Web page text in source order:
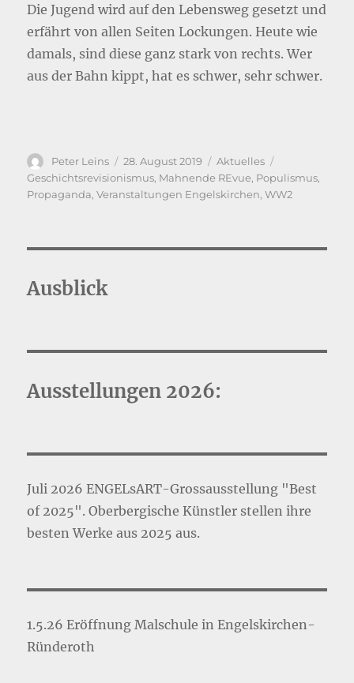
Die Jugend wird auf den Lebensweg gesetzt und
erfährt von allen Seiten Lockungen. Heute wie
damals, sind diese ganz stark von rechts. Wer
aus der Bahn kippt, hat es schwer, sehr schwer.
Autor
Peter Leins
Veröffentlicht
am
28. August 2019 Kategorien
Aktuelles
Geschichtsrevisionismus, Mahnende REvue, Populismus,
Propaganda,Veranstaltungen Engelskirchen,WW2
Ausblick
Ausstellungen 2026:
Juli 2026 ENGELsART-Grossausstellung "Best
of 2025". Oberbergische Künstler stellen ihre
besten Werke aus 2025 aus.
1.5.26 Eröffnung Malschule in Engelskirchen-
Ründeroth